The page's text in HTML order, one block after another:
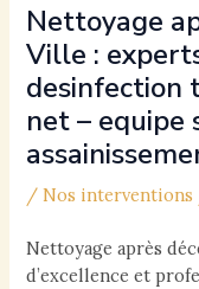
Nettoyage
Ville :
desinfection
net – equipe
/Nos interventions
Nettoyage après
d’excellence et